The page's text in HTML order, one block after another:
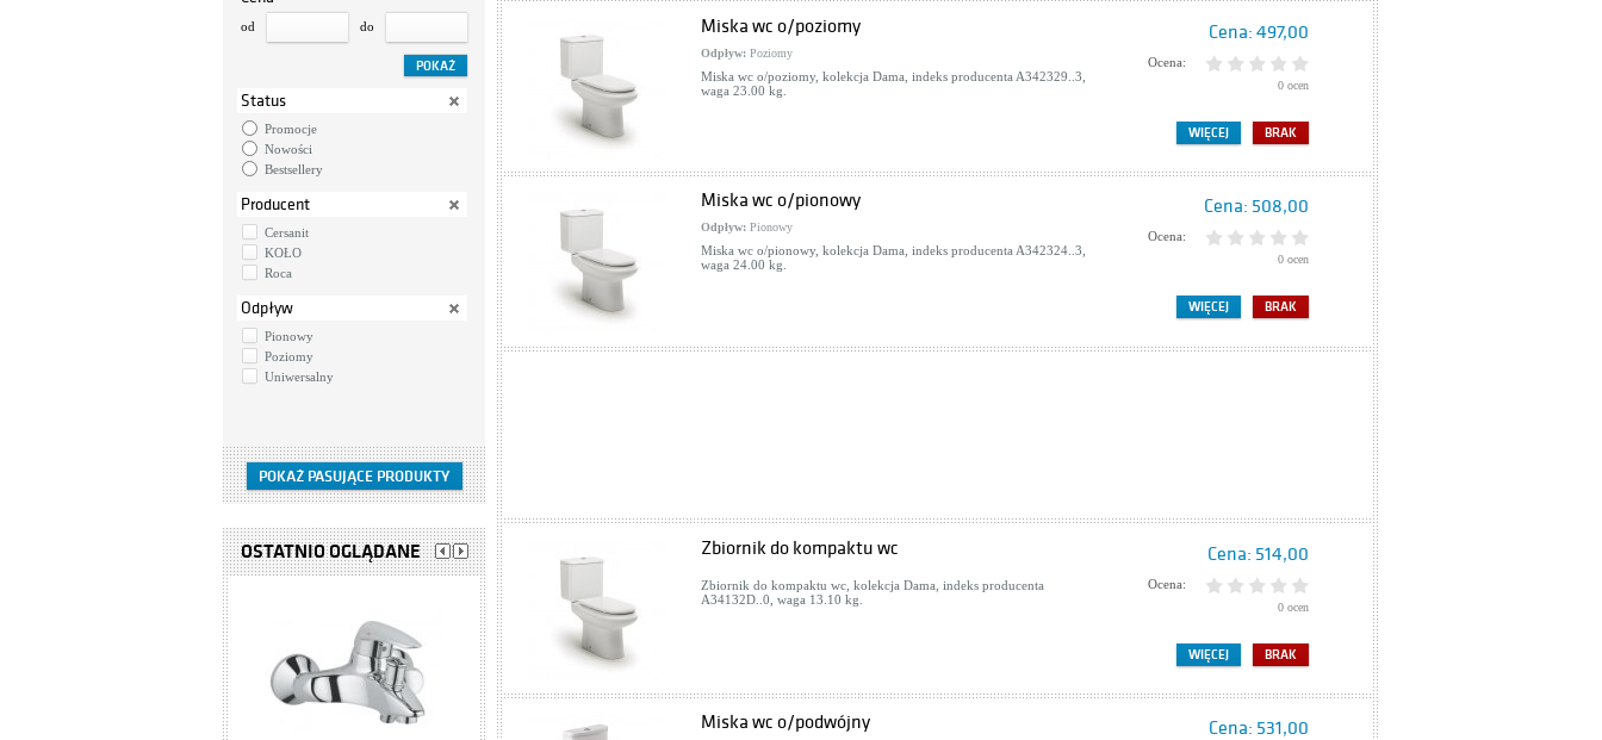
od do
Status
Promocje
Nowości
Bestsellery
Producent
Cersanit
KOŁO
Roca
Odpływ
Pionowy
Poziomy
Uniwersalny
OSTATNIO OGLĄDANE
Miska wc o/poziomy
Odpływ: Poziomy
Miska wc o/poziomy, kolekcja Dama, indeks producenta A342329..3,
waga 23.00 kg.
Cena: 497,00
Ocena:
0 ocen
BRAK
WIĘCEJ
Miska wc o/pionowy
Odpływ: Pionowy
Miska wc o/pionowy, kolekcja Dama, indeks producenta A342324..3,
waga 24.00 kg.
Cena: 508,00
Ocena:
0 ocen
BRAK
WIĘCEJ
Zbiornik do kompaktu wc
Zbiornik do kompaktu wc, kolekcja Dama, indeks producenta
A34132D..0, waga 13.10 kg.
Cena: 514,00
Ocena:
0 ocen
BRAK
WIĘCEJ
Miska wc o/podwójny Cena: 531,00